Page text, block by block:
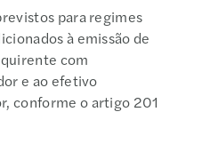
para regimes
à emissão de
com
e ao efetivo
conforme o artigo 201